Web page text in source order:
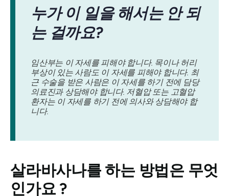
누가 이 일을 해서는 안 되
는 걸까요?
임산부는 이 자세를 피해야 합니다. 목이나 허리
부상이 있는 사람도 이 자세를 피해야 합니다. 최
근 수술을 받은 사람은 이 자세를 하기 전에 담당
의료진과 상담해야 합니다. 저혈압 또는 고혈압
환자는 이 자세를 하기 전에 의사와 상담해야 합
니다.
살라바사나를 하는 방법은 무엇
인가요 ?